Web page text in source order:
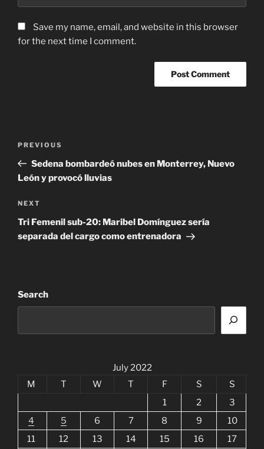
Save my name, email, and website in this browser
for the next time I comment.
Previous
Post
PREVIOUS
Sedena bombardeó nubes en Monterrey, Nuevo
León y provocó lluvias
Next
Post
NEXT
Tri Femenil sub-20: Maribel Domínguez sería
separada del cargo como entrenadora
Search
July 2022
M
T W T F S
S
1
2
3
4
5 6 7 8 9
10
11
12 13 14 15 16 17